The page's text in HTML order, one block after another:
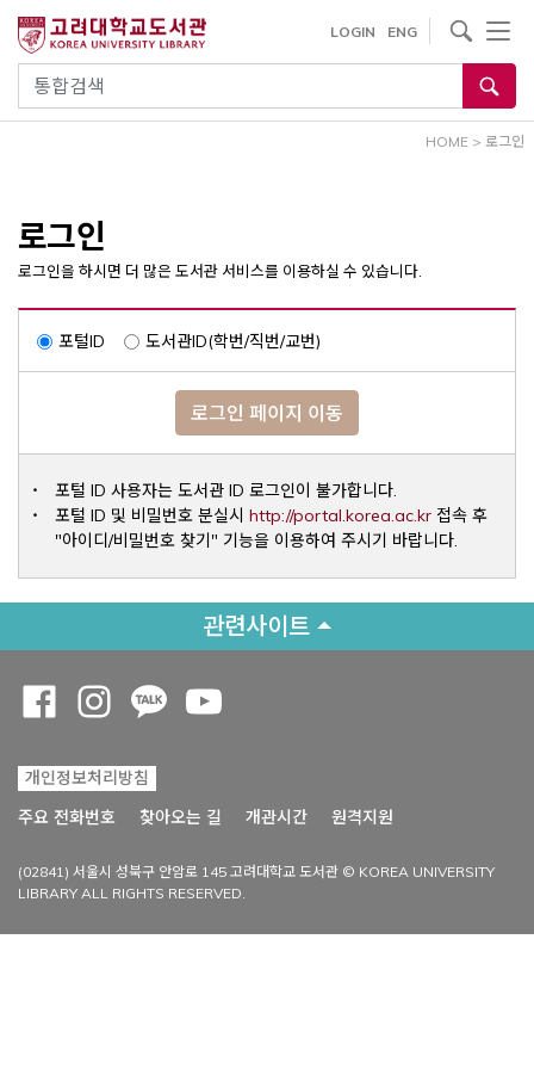
건
통합검색
LOGIN ENG
사이트내 검색
HOME > 로그인
로그인
로그인을 하시면 더 많은 도서관 서비스를 이용하실 수 있습니다.
포털ID 도서관ID(학번/직번/교번)
로그인 페이지 이동
포털 ID 사용자는 도서관 ID 로그인이 불가합니다.
포털 ID 및 비밀번호 분실시 http://portal.korea.ac.krOpens a
접속 후
"아이디/비밀번호 찾기" 기능을 이용하여 주시기 바랍니다.
관련사이트
개인정보처리방침
주요 전화번호
찾아오는 길 개관시간 원격지원
(02841) 서울시 성북구 안암로 145 고려대학교 도서관 © KOREA UNIVERSITY
LIBRARY ALL RIGHTS RESERVED.
Opens a new window
Opens a new window
Opens a new window